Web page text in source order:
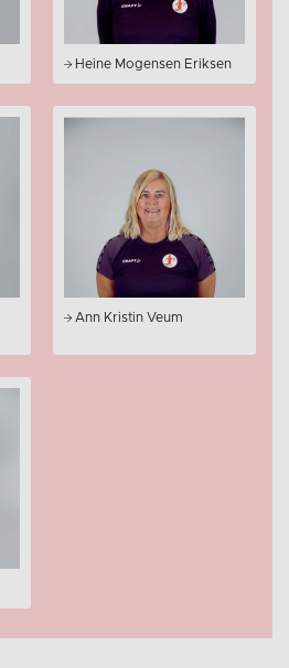
Heine Mogensen Eriksen
Ann Kristin Veum